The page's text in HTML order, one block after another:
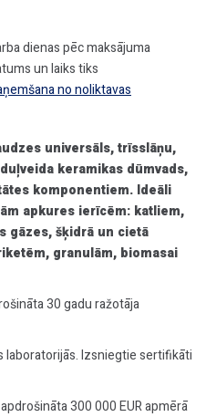
dienas pēc maksājuma
un laiks tiks
no noliktavas
universāls, trīsslāņu,
keramikas dūmvads,
komponentiem. Ideāli
apkures ierīcēm: katliem,
gāzes, šķidrā un cietā
granulām, biomasai
30 gadu ražotāja
Izsniegtie sertifikāti
300 000 EUR apmērā